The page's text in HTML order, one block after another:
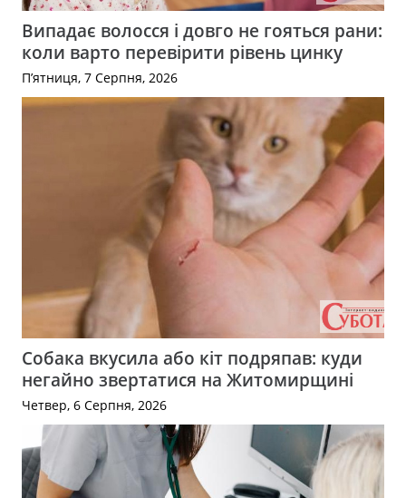
Випадає волосся і довго не гояться рани:
коли варто перевірити рівень цинку
П’ятниця, 7 Серпня, 2026
Собака вкусила або кіт подряпав: куди
негайно звертатися на Житомирщині
Четвер, 6 Серпня, 2026